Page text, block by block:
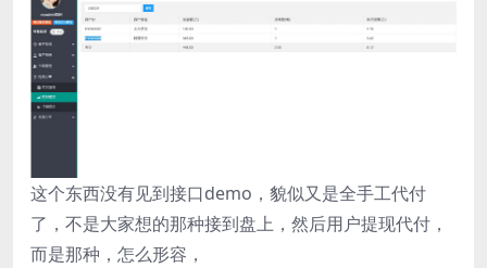
这个东西没有见到接口demo，貌似又是全手工代付
了，不是大家想的那种接到盘上，然后用户提现代付，
而是那种，怎么形容，